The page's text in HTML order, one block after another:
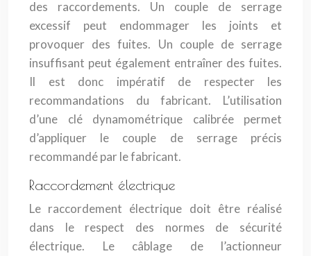
des raccordements. Un couple de serrage
excessif peut endommager les joints et
provoquer des fuites. Un couple de serrage
insuffisant peut également entraîner des fuites.
Il est donc impératif de respecter les
recommandations du fabricant. L’utilisation
d’une clé dynamométrique calibrée permet
d’appliquer le couple de serrage précis
recommandé par le fabricant.
Raccordement électrique
Le raccordement électrique doit être réalisé
dans le respect des normes de sécurité
électrique. Le câblage de l’actionneur